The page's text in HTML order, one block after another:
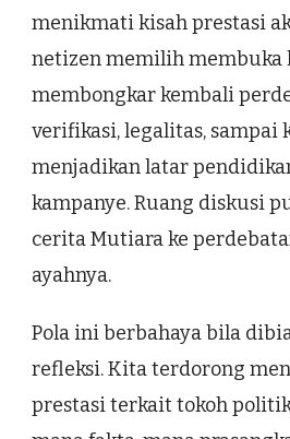
menikmati kisah prestasi
netizen memilih membuka
membongkar kembali
verifikasi, legalitas, sampai
menjadikan latar
kampanye. Ruang diskusi
cerita Mutiara ke
ayahnya.
Pola ini berbahaya bila
refleksi. Kita terdorong
prestasi terkait tokoh